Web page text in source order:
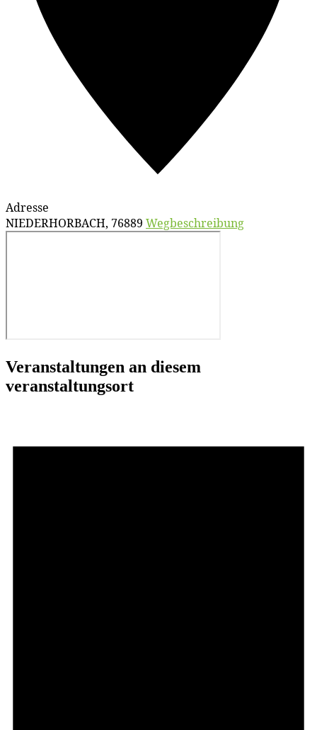
Adresse
NIEDERHORBACH, 76889 Wegbeschreibung
Veranstaltungen an diesem
veranstaltungsort